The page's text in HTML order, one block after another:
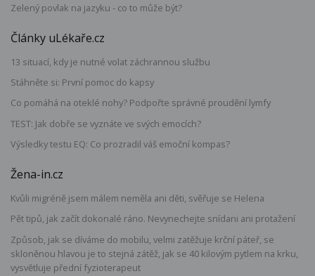
Zelený povlak na jazyku - co to může být?
Články uLékaře.cz
13 situací, kdy je nutné volat záchrannou službu
Stáhněte si: První pomoc do kapsy
Co pomáhá na oteklé nohy? Podpořte správné proudění lymfy
TEST: Jak dobře se vyznáte ve svých emocích?
Výsledky testu EQ: Co prozradil váš emoční kompas?
Žena-in.cz
Kvůli migréně jsem málem neměla ani děti, svěřuje se Helena
Pět tipů, jak začít dokonalé ráno. Nevynechejte snídani ani protažení
Způsob, jak se díváme do mobilu, velmi zatěžuje krční páteř, se
skloněnou hlavou je to stejná zátěž, jak se 40 kilovým pytlem na krku,
vysvětluje přední fyzioterapeut